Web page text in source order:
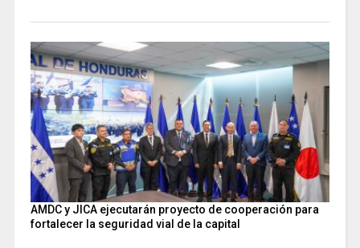
AMDC y JICA ejecutarán proyecto de cooperación para
fortalecer la seguridad vial de la capital